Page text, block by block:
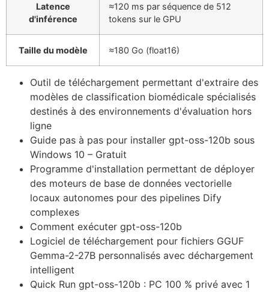
Latence
d'inférence
≈120 ms par séquence de 512
tokens sur le GPU
Taille du modèle ≈180 Go (float16)
Outil de téléchargement permettant d'extraire des
modèles de classification biomédicale spécialisés
destinés à des environnements d'évaluation hors
ligne
Guide pas à pas pour installer gpt-oss-120b sous
Windows 10 – Gratuit
Programme d'installation permettant de déployer
des moteurs de base de données vectorielle
locaux autonomes pour des pipelines Dify
complexes
Comment exécuter gpt-oss-120b
Logiciel de téléchargement pour fichiers GGUF
Gemma-2-27B personnalisés avec déchargement
intelligent
Quick Run gpt-oss-120b : PC 100 % privé avec 1